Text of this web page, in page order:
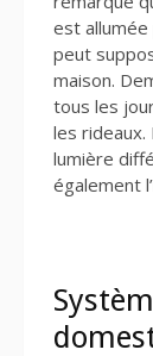
est allumée
peut
maison.
tous les
les rideaux.
lumière
également